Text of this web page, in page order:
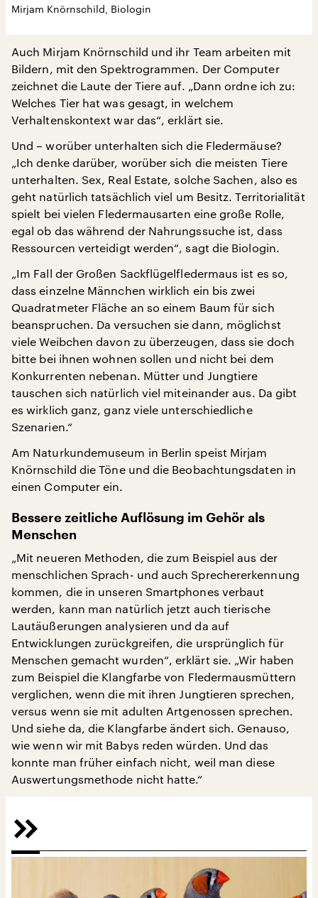
Mirjam Knörnschild, Biologin
Auch Mirjam Knörnschild und ihr Team arbeiten mit
Bildern, mit den Spektrogrammen. Der Computer
zeichnet die Laute der Tiere auf. „Dann ordne ich zu:
Welches Tier hat was gesagt, in welchem
Verhaltenskontext war das“, erklärt sie.
Und – worüber unterhalten sich die Fledermäuse?
„Ich denke darüber, worüber sich die meisten Tiere
unterhalten. Sex, Real Estate, solche Sachen, also es
geht natürlich tatsächlich viel um Besitz. Territorialität
spielt bei vielen Fledermausarten eine große Rolle,
egal ob das während der Nahrungssuche ist, dass
Ressourcen verteidigt werden“, sagt die Biologin.
„Im Fall der Großen Sackflügelfledermaus ist es so,
dass einzelne Männchen wirklich ein bis zwei
Quadratmeter Fläche an so einem Baum für sich
beanspruchen. Da versuchen sie dann, möglichst
viele Weibchen davon zu überzeugen, dass sie doch
bitte bei ihnen wohnen sollen und nicht bei dem
Konkurrenten nebenan. Mütter und Jungtiere
tauschen sich natürlich viel miteinander aus. Da gibt
es wirklich ganz, ganz viele unterschiedliche
Szenarien.“
Am Naturkundemuseum in Berlin speist Mirjam
Knörnschild die Töne und die Beobachtungsdaten in
einen Computer ein.
Bessere zeitliche Auflösung im Gehör als
Menschen
„Mit neueren Methoden, die zum Beispiel aus der
menschlichen Sprach- und auch Sprechererkennung
kommen, die in unseren Smartphones verbaut
werden, kann man natürlich jetzt auch tierische
Lautäußerungen analysieren und da auf
Entwicklungen zurückgreifen, die ursprünglich für
Menschen gemacht wurden“, erklärt sie. „Wir haben
zum Beispiel die Klangfarbe von Fledermausmüttern
verglichen, wenn die mit ihren Jungtieren sprechen,
versus wenn sie mit adulten Artgenossen sprechen.
Und siehe da, die Klangfarbe ändert sich. Genauso,
wie wenn wir mit Babys reden würden. Und das
konnte man früher einfach nicht, weil man diese
Auswertungsmethode nicht hatte.“